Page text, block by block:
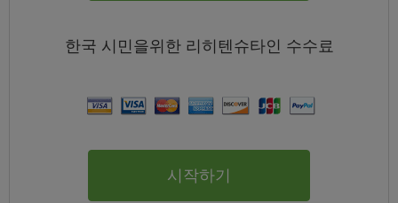
한국 시민을위한 리히텐슈타인 수수료
시작하기